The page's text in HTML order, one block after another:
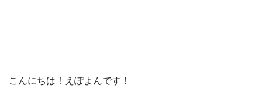
こんにちは！えぽよんです！